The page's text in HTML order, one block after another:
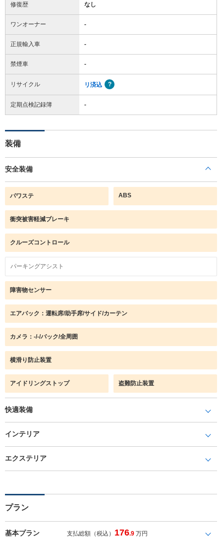
修復歴 なし
ワンオーナー -
正規輸入車 -
禁煙車 -
リサイクル リ済込
定期点検記録簿 -
装備
安全装備
パワステ ABS
衝突被害軽減ブレーキ
クルーズコントロール
パーキングアシスト
障害物センサー
エアバック：運転席/助手席/サイド/カーテン
カメラ：-/-/バック/全周囲
横滑り防止装置
アイドリングストップ 盗難防止装置
快適装備
インテリア
エクステリア
プラン
基本プラン 支払総額（税込） 176.9 万円